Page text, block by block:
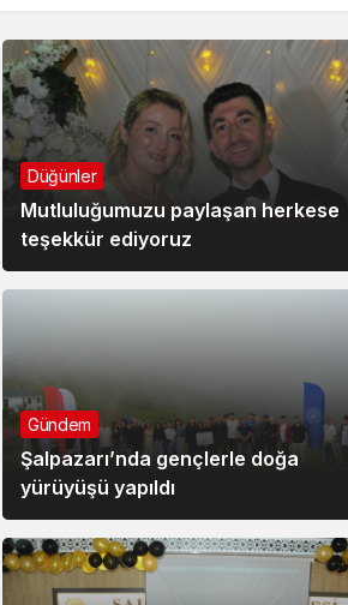
Düğünler
Mutluluğumuzu paylaşan herkese
teşekkür ediyoruz
Gündem
Şalpazarı’nda gençlerle doğa
yürüyüşü yapıldı